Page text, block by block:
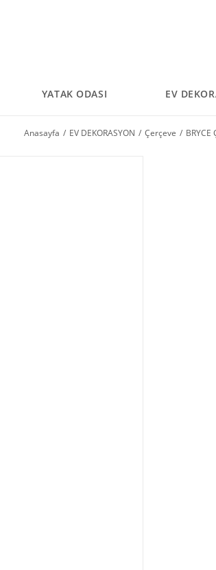
YATAK ODASI EV
Anasayfa EV DEKORASYON Çerçeve BRYCE